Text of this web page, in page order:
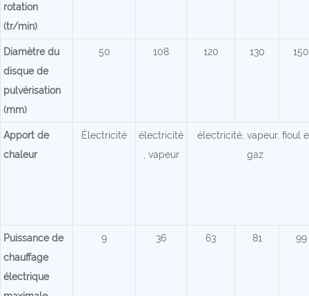
rotation
(tr/min)
Diamètre du
disque de
pulvérisation
(mm)
50 108 120 130 150
Apport de
chaleur
Électricité
électricité
, vapeur
électricité, vapeur, fioul
gaz
Puissance de
chauffage
électrique
9 36 63 81 99